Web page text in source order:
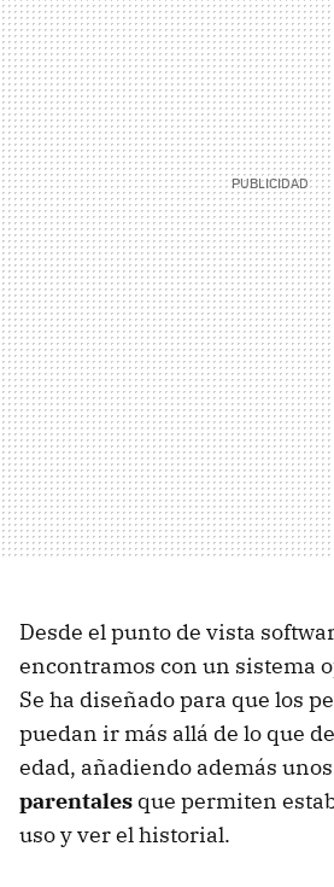
Desde el punto de vista
encontramos con un sistema
Se ha diseñado para que los
puedan ir más allá de lo que
edad, añadiendo además unos
parentales que permiten
uso y ver el historial.